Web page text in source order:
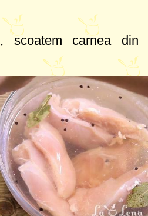
scoatem carnea din